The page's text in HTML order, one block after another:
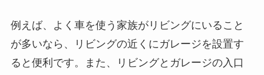
例えば、よく車を使う家族がリビングにいること
が多いなら、リビングの近くにガレージを設置す
ると便利です。また、リビングとガレージの入口